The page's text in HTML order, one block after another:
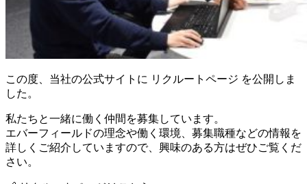
この度、当社の公式サイトに リクルートページ を公開しま
した。
私たちと一緒に働く仲間を募集しています。
エバーフィールドの理念や働く環境、募集職種などの情報を
詳しくご紹介していますので、興味のある方はぜひご覧くだ
さい。